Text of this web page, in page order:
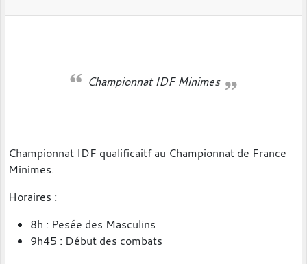
Championnat IDF Minimes
Championnat IDF qualificaitf au Championnat de France
Minimes.
Horaires :
8h : Pesée des Masculins
9h45 : Début des combats